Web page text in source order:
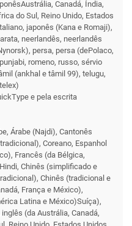
Canadá, Índia,
do Sul, Reino Unido, Estados
japonês (Kana e Romaji),
neerlandês, neerlandês
persa, persa (dePolaco,
romeno, russo, sérvio
(ankhal e tâmil 99), telugu,
e pela escrita
Árabe (Najdi), Cantonês
Coreano, Espanhol
Francês (da Bélgica,
Chinês (simplificado e
Chinês (tradicional e
França e México),
Latina e México)Suíça),
(da Austrália, Canadá,